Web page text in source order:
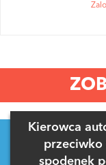
Kierowca
przeciwko
spodenek